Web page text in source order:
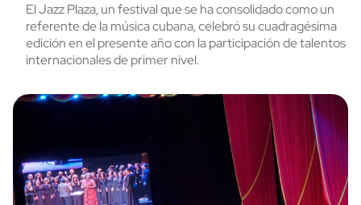
El Jazz Plaza, un festival que se ha consolidado como un
referente de la música cubana, celebró su cuadragésima
edición en el presente año con la participación de talentos
internacionales de primer nivel.